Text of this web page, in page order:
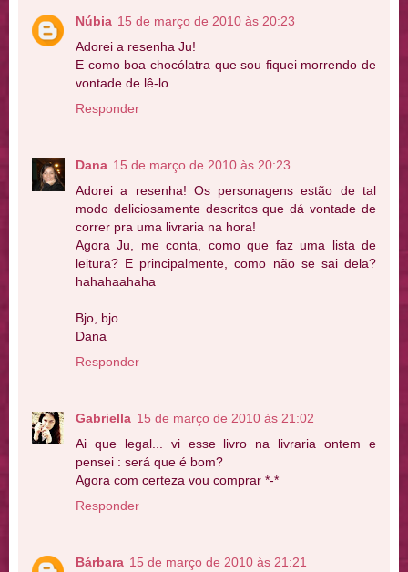
Núbia 15 de março de 2010 às 20:23
Adorei a resenha Ju!
E como boa chocólatra que sou fiquei morrendo de
vontade de lê-lo.
Responder
Dana 15 de março de 2010 às 20:23
Adorei a resenha! Os personagens estão de tal
modo deliciosamente descritos que dá vontade de
correr pra uma livraria na hora!
Agora Ju, me conta, como que faz uma lista de
leitura? E principalmente, como não se sai dela?
hahahaahaha
Bjo, bjo
Dana
Responder
Gabriella 15 de março de 2010 às 21:02
Ai que legal... vi esse livro na livraria ontem e
pensei : será que é bom?
Agora com certeza vou comprar *-*
Responder
Bárbara 15 de março de 2010 às 21:21